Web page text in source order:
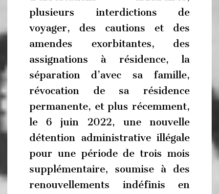
plusieurs interdictions de
voyager, des cautions et des
amendes exorbitantes, des
assignations à résidence, la
séparation d’avec sa famille,
révocation de sa résidence
permanente, et plus récemment,
le 6 juin 2022, une nouvelle
détention administrative illégale
pour une période de trois mois
supplémentaire, soumise à des
renouvellements indéfinis en